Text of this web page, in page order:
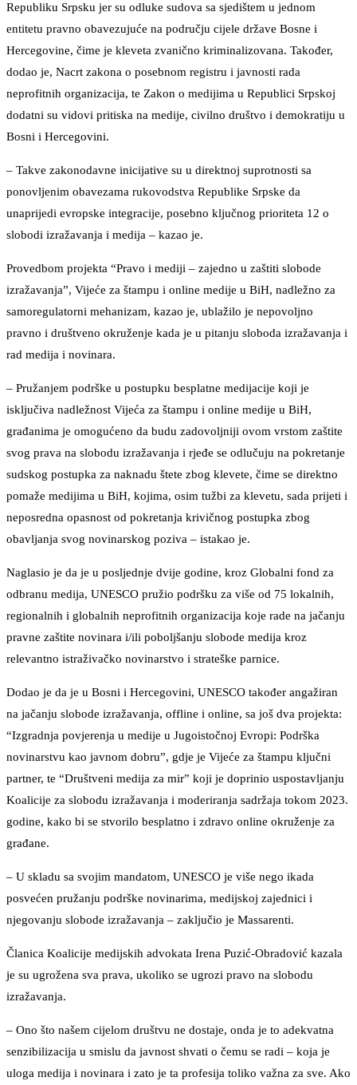
Republiku Srpsku jer su odluke sudova sa sjedištem u jednom
entitetu pravno obavezujuće na području cijele države Bosne i
Hercegovine, čime je kleveta zvanično kriminalizovana. Također,
dodao je, Nacrt zakona o posebnom registru i javnosti rada
neprofitnih organizacija, te Zakon o medijima u Republici Srpskoj
dodatni su vidovi pritiska na medije, civilno društvo i demokratiju u
Bosni i Hercegovini.
– Takve zakonodavne inicijative su u direktnoj suprotnosti sa
ponovljenim obavezama rukovodstva Republike Srpske da
unaprijedi evropske integracije, posebno ključnog prioriteta 12 o
slobodi izražavanja i medija – kazao je.
Provedbom projekta “Pravo i mediji – zajedno u zaštiti slobode
izražavanja”, Vijeće za štampu i online medije u BiH, nadležno za
samoregulatorni mehanizam, kazao je, ublažilo je nepovoljno
pravno i društveno okruženje kada je u pitanju sloboda izražavanja i
rad medija i novinara.
– Pružanjem podrške u postupku besplatne medijacije koji je
isključiva nadležnost Vijeća za štampu i online medije u BiH,
građanima je omogućeno da budu zadovoljniji ovom vrstom zaštite
svog prava na slobodu izražavanja i rjeđe se odlučuju na pokretanje
sudskog postupka za naknadu štete zbog klevete, čime se direktno
pomaže medijima u BiH, kojima, osim tužbi za klevetu, sada prijeti i
neposredna opasnost od pokretanja krivičnog postupka zbog
obavljanja svog novinarskog poziva – istakao je.
Naglasio je da je u posljednje dvije godine, kroz Globalni fond za
odbranu medija, UNESCO pružio podršku za više od 75 lokalnih,
regionalnih i globalnih neprofitnih organizacija koje rade na jačanju
pravne zaštite novinara i/ili poboljšanju slobode medija kroz
relevantno istraživačko novinarstvo i strateške parnice.
Dodao je da je u Bosni i Hercegovini, UNESCO također angažiran
na jačanju slobode izražavanja, offline i online, sa još dva projekta:
“Izgradnja povjerenja u medije u Jugoistočnoj Evropi: Podrška
novinarstvu kao javnom dobru”, gdje je Vijeće za štampu ključni
partner, te “Društveni medija za mir” koji je doprinio uspostavljanju
Koalicije za slobodu izražavanja i moderiranja sadržaja tokom 2023.
godine, kako bi se stvorilo besplatno i zdravo online okruženje za
građane.
– U skladu sa svojim mandatom, UNESCO je više nego ikada
posvećen pružanju podrške novinarima, medijskoj zajednici i
njegovanju slobode izražavanja – zaključio je Massarenti.
Članica Koalicije medijskih advokata Irena Puzić-Obradović kazala
je su ugrožena sva prava, ukoliko se ugrozi pravo na slobodu
izražavanja.
– Ono što našem cijelom društvu ne dostaje, onda je to adekvatna
senzibilizacija u smislu da javnost shvati o čemu se radi – koja je
uloga medija i novinara i zato je ta profesija toliko važna za sve. Ako